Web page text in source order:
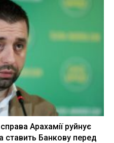
Арахамії руйнує
ставить Банкову перед